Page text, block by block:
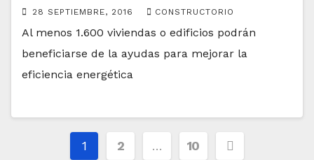
28 SEPTIEMBRE, 2016 CONSTRUCTORIO
Al menos 1.600 viviendas o edificios podrán
beneficiarse de la ayudas para mejorar la
eficiencia energética
Paginación
1 2 … 10